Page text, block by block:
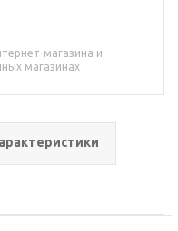
магазина и
магазинах